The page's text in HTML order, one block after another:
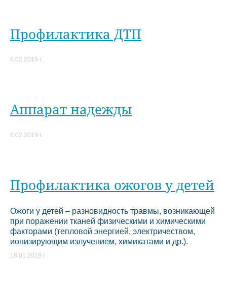
Профилактика ДТП
6.02.2019 г.
Аппарат надежды
6.02.2019 г.
Профилактика ожогов у детей
Ожоги у детей – разновидность травмы, возникающей
при поражении тканей физическими и химическими
факторами (тепловой энергией, электричеством,
ионизирующим излучением, химикатами и др.).
18.01.2019 г.